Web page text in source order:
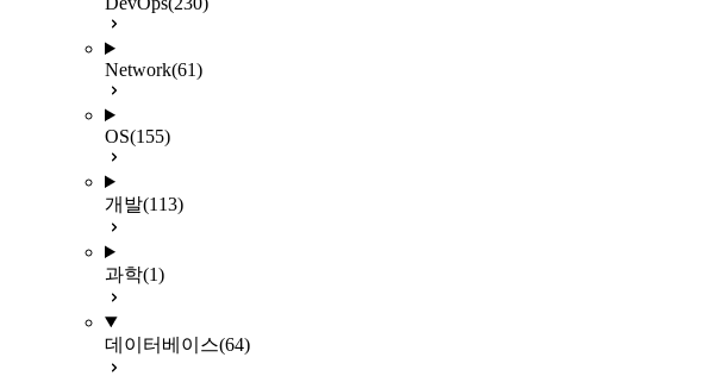
Network(61)
OS(155)
개발(113)
과학(1)
데이터베이스(64)